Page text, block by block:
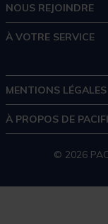
NOUS REJOINDRE
À VOTRE SERVICE
MENTIONS LÉGALES
À PROPOS DE
© 2026